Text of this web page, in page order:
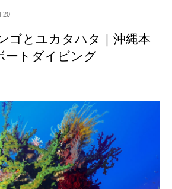
ゴとユカタハタ｜沖縄本
トダイビング